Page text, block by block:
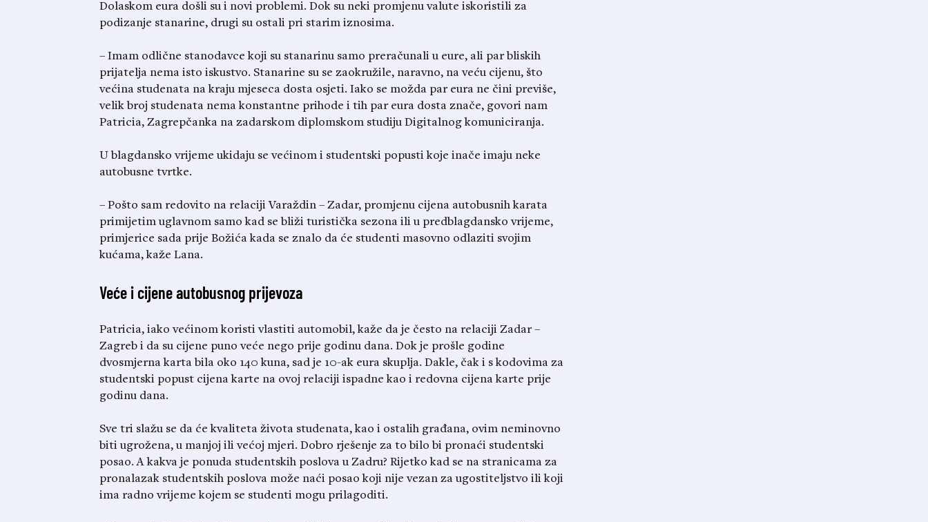
Dolaskom eura došli su i novi problemi. Dok su neki promjenu valute iskoristili za
podizanje stanarine, drugi su ostali pri starim iznosima.
– Imam odlične stanodavce koji su stanarinu samo preračunali u eure, ali par bliskih
prijatelja nema isto iskustvo. Stanarine su se zaokružile, naravno, na veću cijenu, što
većina studenata na kraju mjeseca dosta osjeti. Iako se možda par eura ne čini previše,
velik broj studenata nema konstantne prihode i tih par eura dosta znače, govori nam
Patricia, Zagrepčanka na zadarskom diplomskom studiju Digitalnog komuniciranja.
U blagdansko vrijeme ukidaju se većinom i studentski popusti koje inače imaju neke
autobusne tvrtke.
– Pošto sam redovito na relaciji Varaždin – Zadar, promjenu cijena autobusnih karata
primijetim uglavnom samo kad se bliži turistička sezona ili u predblagdansko vrijeme,
primjerice sada prije Božića kada se znalo da će studenti masovno odlaziti svojim
kućama, kaže Lana.
Veće i cijene autobusnog prijevoza
Patricia, iako većinom koristi vlastiti automobil, kaže da je često na relaciji Zadar –
Zagreb i da su cijene puno veće nego prije godinu dana. Dok je prošle godine
dvosmjerna karta bila oko 140 kuna, sad je 10-ak eura skuplja. Dakle, čak i s kodovima za
studentski popust cijena karte na ovoj relaciji ispadne kao i redovna cijena karte prije
godinu dana.
Sve tri slažu se da će kvaliteta života studenata, kao i ostalih građana, ovim neminovno
biti ugrožena, u manjoj ili većoj mjeri. Dobro rješenje za to bilo bi pronaći studentski
posao. A kakva je ponuda studentskih poslova u Zadru? Rijetko kad se na stranicama za
pronalazak studentskih poslova može naći posao koji nije vezan za ugostiteljstvo ili koji
ima radno vrijeme kojem se studenti mogu prilagoditi.